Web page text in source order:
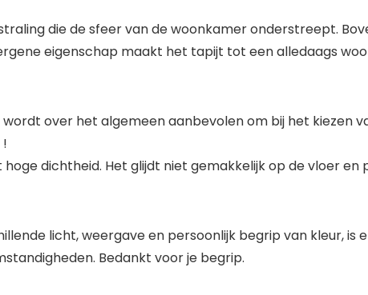
die de sfeer van de woonkamer onderstreept.
eigenschap maakt het tapijt tot een alledaags
over het algemeen aanbevolen om bij het kiezen
dichtheid. Het glijdt niet gemakkelijk op de vloer en
licht, weergave en persoonlijk begrip van kleur, is
Bedankt voor je begrip.